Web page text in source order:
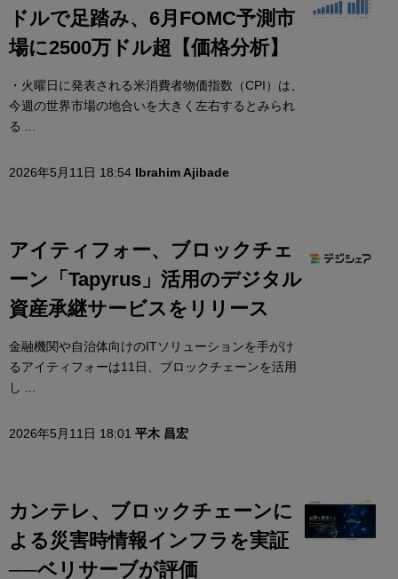
ドルで足踏み、6月FOMC予測市
場に2500万ドル超【価格分析】
・火曜日に発表される米消費者物価指数（CPI）は、
今週の世界市場の地合いを大きく左右するとみられ
る ...
2026年5月11日 18:54 Ibrahim Ajibade
アイティフォー、ブロックチェ
ーン「Tapyrus」活用のデジタル
資産承継サービスをリリース
金融機関や自治体向けのITソリューションを手がけ
るアイティフォーは11日、ブロックチェーンを活用
し ...
2026年5月11日 18:01 平木 昌宏
カンテレ、ブロックチェーンに
よる災害時情報インフラを実証
──ベリサーブが評価